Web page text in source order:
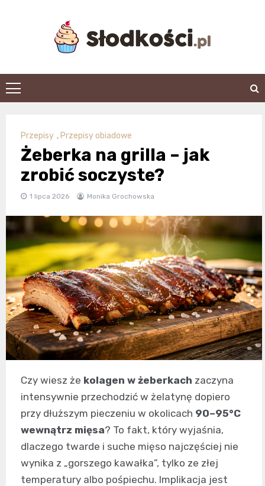
slodkosci.pl
Przepisy , Przepisy obiadowe
Żeberka na grilla – jak
zrobić soczyste?
1 lipca 2026 Monika Grochowska
Czy wiesz że kolagen w żeberkach zaczyna
intensywnie przechodzić w żelatynę dopiero
przy dłuższym pieczeniu w okolicach 90–95°C
wewnątrz mięsa? To fakt, który wyjaśnia,
dlaczego twarde i suche mięso najczęściej nie
wynika z „gorszego kawałka”, tylko ze złej
temperatury albo pośpiechu. Implikacja jest